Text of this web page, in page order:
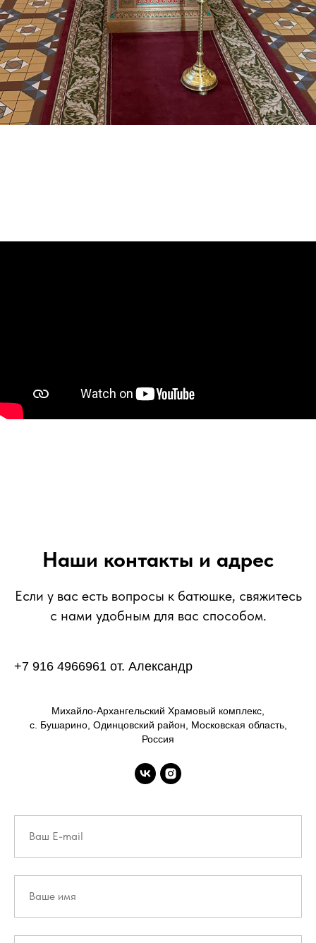
Наши контакты и адрес
Если у вас есть вопросы к батюшке, свяжитесь
с нами удобным для вас способом.
+7 916 4966961 от. Александр
Михайло-Архангельский Храмовый комплекс,
с. Бушарино, Одинцовский район, Московская область,
Россия